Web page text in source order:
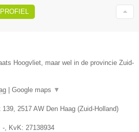
Hoogvliet, maar wel in de provincie Zuid-
Google maps ▼
139, 2517 AW Den Haag (Zuid-Holland)
-, KvK: 27138934